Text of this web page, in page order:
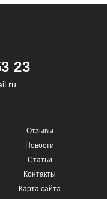
23
Отзывы
Новости
Статьи
Контакты
Карта сайта